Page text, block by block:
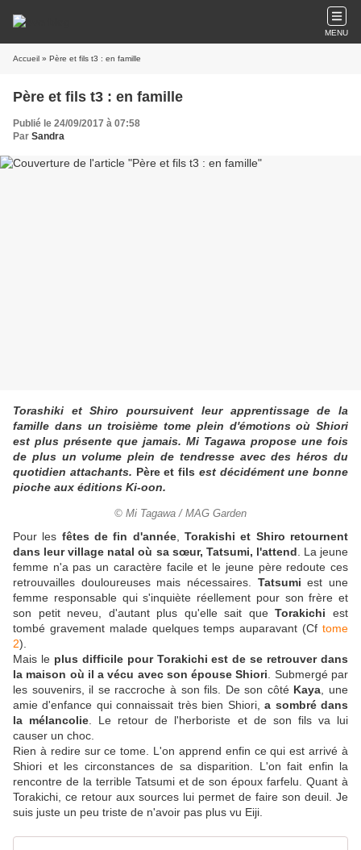
MENU
Accueil » Père et fils t3 : en famille
Père et fils t3 : en famille
Publié le 24/09/2017 à 07:58
Par Sandra
Torashiki et Shiro poursuivent leur apprentissage de la
famille dans un troisième tome plein d'émotions où Shiori
est plus présente que jamais. Mi Tagawa propose une fois
de plus un volume plein de tendresse avec des héros du
quotidien attachants. Père et fils est décidément une bonne
pioche aux éditions Ki-oon.
© Mi Tagawa / MAG Garden
Pour les fêtes de fin d'année,Torakishi et Shiro retournent
dans leur village natal où sa sœur, Tatsumi, l'attend . La jeune
femme n'a pas un caractère facile et le jeune père redoute ces
retrouvailles douloureuses mais nécessaires. Tatsumi est une
femme responsable qui s'inquiète réellement pour son frère et
son petit neveu, d'autant plus qu'elle sait queTorakichiest
tombé gravement malade quelques temps auparavant (Cf tome
2).
Mais le plus difficile pour Torakichi est de se retrouver dans
la maison où il a vécu avec son épouse Shiori . Submergé par
les souvenirs, il se raccroche à son fils. De son côté Kaya , une
amie d'enfance qui connaissait très bien Shiori,a sombré dans
la mélancolie . Le retour de l'herboriste et de son fils va lui
causer un choc.
Rien à redire sur ce tome. L'on apprend enfin ce qui est arrivé à
Shiori et les circonstances de sa disparition. L'on fait enfin la
rencontre de la terrible Tatsumi et de son époux farfelu. Quant à
Torakichi, ce retour aux sources lui permet de faire son deuil. Je
suis juste un peu triste de n'avoir pas plus vu Eiji.